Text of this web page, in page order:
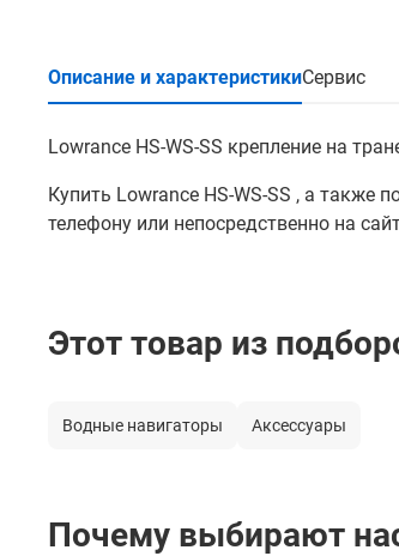
Описание и характеристикиСервис
Lowrance HS-WS-SS крепление на
Купить Lowrance HS-WS-SS , а также
телефону или непосредственно на
Этот товар из
Водные навигаторы Аксессуары
Почему выбирают